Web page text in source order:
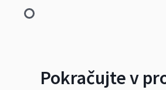
Pokračujte v